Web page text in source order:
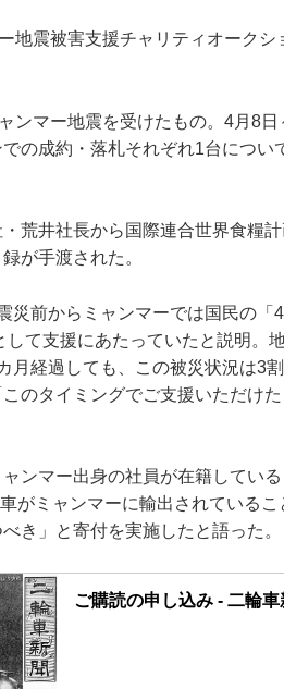
地震被害支援チャリティオーク
ンマー地震を受けたもの。4月8
の成約・落札それぞれ1台につい
荒井社長から国際連合世界食糧
が手渡された。
災前からミャンマーでは国民の「
て支援にあたっていたと説明。
月経過しても、この被災状況は3
のタイミングでご支援いただけ
ンマー出身の社員が在籍してい
がミャンマーに輸出されている
き」と寄付を実施したと語った。
ご購読の申し込み - 二輪車